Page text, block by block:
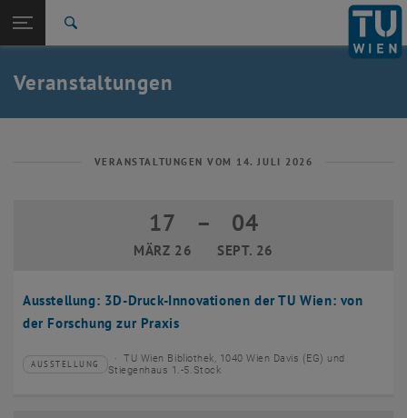
TU Login
Quicklinks
Quicklinks-Menü umschalten
Studium
Karriere
Zurück: Subseiten von Aktuelles auflisten
Aktuelles
Veranstaltungen
VERANSTALTUNGEN VOM 14. JULI 2026
Ausstellung: 3D-Druck-Innovationen der TU Wien: von
der Forschung zur Praxis
17
MÄRZ 26
17 März 2026 bis 04 September 2026
– 04
SEPT. 26
Veranstaltungstyp:
AUSSTELLUNG
Veranstaltungsort:
TU Wien Bibliothek, 1040 Wien Davis (EG) und
Stiegenhaus 1.-5.Stock